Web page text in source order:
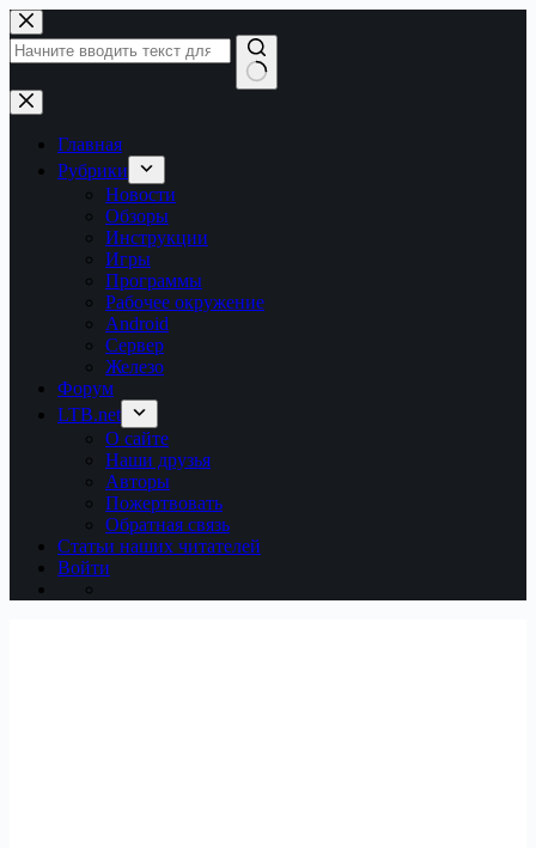
Перейти
к
сути
Ничего
не
найденоГлавная
Рубрики
Новости
Обзоры
Инструкции
Игры
Программы
Рабочее окружение
Android
Сервер
Железо
Форум
LTB.net
О сайте
Наши друзья
Авторы
Пожертвовать
Обратная связь
Статьи наших читателей
Войти